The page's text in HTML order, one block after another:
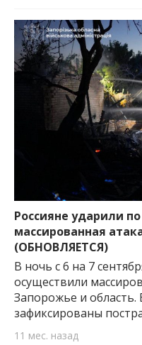
Россияне ударили
массированная
(ОБНОВЛЯЕТСЯ)
В ночь с 6 на 7
осуществили
Запорожье и область.
зафиксированы
11 мес. назад